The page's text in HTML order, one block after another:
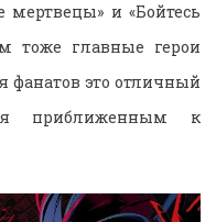
и «Бойтесь
тоже главные герои
фанатов это отличный
приближенным к